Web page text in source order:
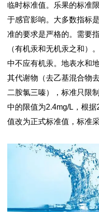
临时标准值。乐果的标准
于感官影响。大多数指标
准的要求是严格的。需要
（有机汞和无机汞之和）
中不应有机汞。地表水和
其代谢物（去乙基混合物
二胺氯三嗪），标准只限
中的限值为2.4mg/L，根
值改为正式标准值，标准